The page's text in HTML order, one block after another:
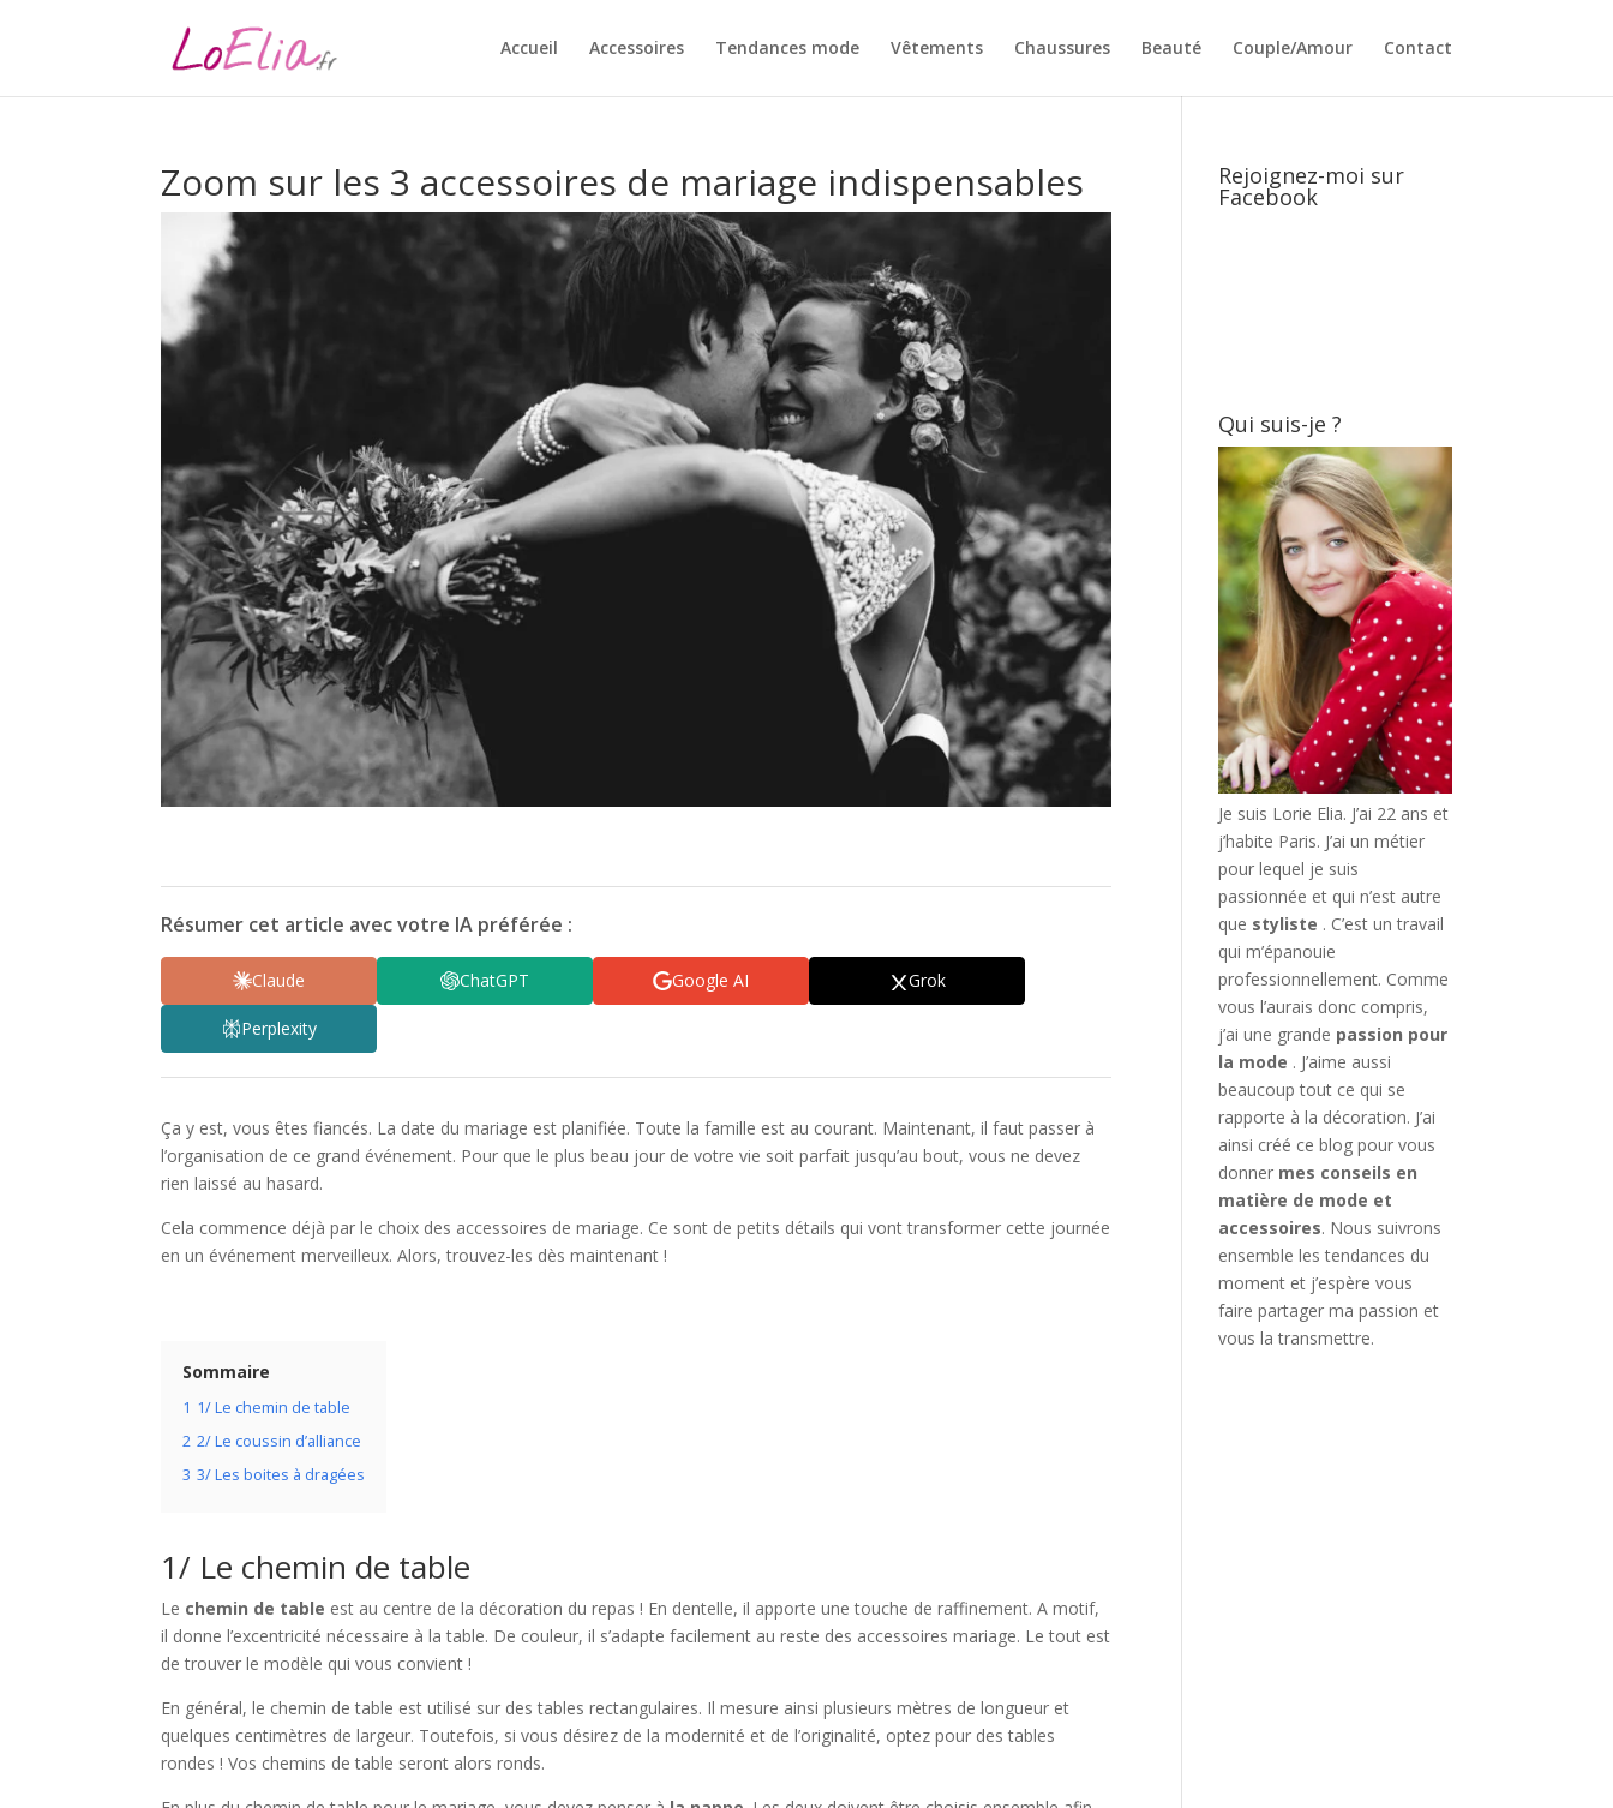
Accueil Accessoires Tendances mode Vêtements Chaussures Beauté Couple/Amour Contact
Zoom sur les 3 accessoires de mariage indispensables
Résumer cet article avec votre IA préférée :
Claude ChatGPT Google AI Grok
Perplexity
Ça y est, vous êtes fiancés. La date du mariage est planifiée. Toute la famille est au courant. Maintenant, il faut passer à
l’organisation de ce grand événement. Pour que le plus beau jour de votre vie soit parfait jusqu’au bout, vous ne devez
rien laissé au hasard.
Cela commence déjà par le choix des accessoires de mariage. Ce sont de petits détails qui vont transformer cette journée
en un événement merveilleux. Alors, trouvez-les dès maintenant !
Sommaire
1 1/ Le chemin de table
2 2/ Le coussin d’alliance
3 3/ Les boites à dragées
1/ Le chemin de table
Le chemin de table est au centre de la décoration du repas ! En dentelle, il apporte une touche de raffinement. A motif,
il donne l’excentricité nécessaire à la table. De couleur, il s’adapte facilement au reste des accessoires mariage. Le tout est
de trouver le modèle qui vous convient !
En général, le chemin de table est utilisé sur des tables rectangulaires. Il mesure ainsi plusieurs mètres de longueur et
quelques centimètres de largeur. Toutefois, si vous désirez de la modernité et de l’originalité, optez pour des tables
rondes ! Vos chemins de table seront alors ronds.
Rejoignez-moi sur
Facebook
Qui suis-je ?
Je suis Lorie Elia. J’ai 22 ans et
j’habite Paris. J’ai un métier
pour lequel je suis
passionnée et qui n’est autre
que styliste . C’est un travail
qui m’épanouie
professionnellement. Comme
vous l’aurais donc compris,
j’ai une grande passion pour
la mode . J’aime aussi
beaucoup tout ce qui se
rapporte à la décoration. J’ai
ainsi créé ce blog pour vous
donner mes conseils en
matière de mode et
accessoires. Nous suivrons
ensemble les tendances du
moment et j’espère vous
faire partager ma passion et
vous la transmettre.